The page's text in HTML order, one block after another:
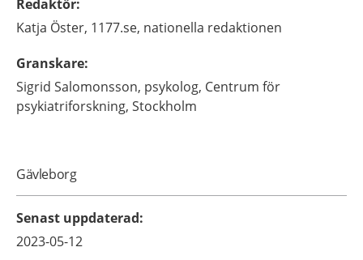
Redaktör:
Katja Öster, 1177.se, nationella redaktionen
Granskare:
Sigrid Salomonsson, psykolog, Centrum för
psykiatriforskning, Stockholm
Gävleborg
Senast uppdaterad:
2023-05-12